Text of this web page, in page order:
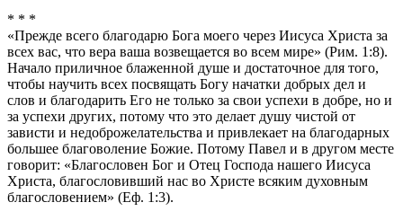
* * *
«Прежде всего благодарю Бога моего через Иисуса Христа за
всех вас, что вера ваша возвещается во всем мире» (Рим. 1:8).
Начало приличное блаженной душе и достаточное для того,
чтобы научить всех посвящать Богу начатки добрых дел и
слов и благодарить Его не только за свои успехи в добре, но и
за успехи других, потому что это делает душу чистой от
зависти и недоброжелательства и привлекает на благодарных
большее благоволение Божие. Потому Павел и в другом месте
говорит: «Благословен Бог и Отец Господа нашего Иисуса
Христа, благословивший нас во Христе всяким духовным
благословением» (Еф. 1:3).